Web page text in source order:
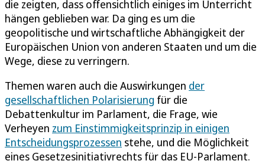
die zeigten, dass offensichtlich einiges im Unterricht
hängen geblieben war. Da ging es um die
geopolitische und wirtschaftliche Abhängigkeit der
Europäischen Union von anderen Staaten und um die
Wege, diese zu verringern.
Themen waren auch die Auswirkungen der
gesellschaftlichen Polarisierung für die
Debattenkultur im Parlament, die Frage, wie
Verheyen zum Einstimmigkeitsprinzip in einigen
Entscheidungsprozessen stehe, und die Möglichkeit
eines Gesetzesinitiativrechts für das EU-Parlament.